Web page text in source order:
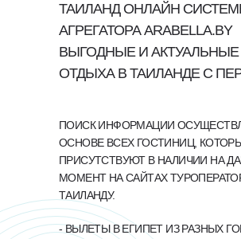
ТАИЛАНД ОНЛАЙН
АГРЕГАТОРА ARABELLA.BY
ВЫГОДНЫЕ И
ОТДЫХА В ТАИЛАНДЕ С
ПОИСК ИНФОРМАЦИИ
ОСНОВЕ ВСЕХ ГОСТИНИЦ,
ПРИСУТСТВУЮТ В НАЛИЧИИ НА
МОМЕНТ НА САЙТАХ
ТАИЛАНДУ.
- ВЫЛЕТЫ В ЕГИПЕТ ИЗ РАЗНЫХ